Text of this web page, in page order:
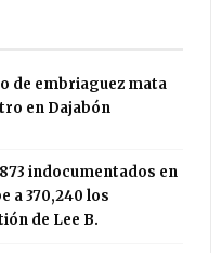
de embriaguez mata
en Dajabón
indocumentados en
a 370,240 los
de Lee B.